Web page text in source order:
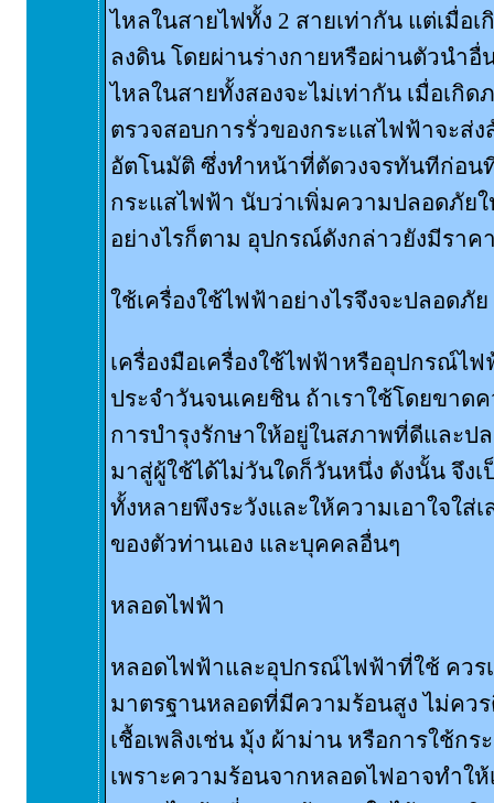
ไหลในสายไฟทั้ง 2 สายเท่ากัน แต่เมื่อ
ลงดิน โดยผ่านร่างกายหรือผ่านตัวนำ
ไหลในสายทั้งสองจะไม่เท่ากัน เมื่อเกิ
ตรวจสอบการรั่วของกระแสไฟฟ้าจะ
อัตโนมัติ ซึ่งทำหน้าที่ตัดวงจรทันทีก่อน
กระแสไฟฟ้า นับว่าเพิ่มความปลอดภัย
อย่างไรก็ตาม อุปกรณ์ดังกล่าวยังมีราค
ใช้เครื่องใช้ไฟฟ้าอย่างไรจึงจะปลอดภัย
เครื่องมือเครื่องใช้ไฟฟ้าหรืออุปกรณ์ไฟ
ประจำวันจนเคยชิน ถ้าเราใช้โดยขาด
การบำรุงรักษาให้อยู่ในสภาพที่ดีและป
มาสู่ผู้ใช้ได้ไม่วันใดก็วันหนึ่ง ดังนั้น จึง
ทั้งหลายพึงระวังและให้ความเอาใจใส่
ของตัวท่านเอง และบุคคลอื่นๆ
หลอดไฟฟ้า
หลอดไฟฟ้าและอุปกรณ์ไฟฟ้าที่ใช้ ควร
มาตรฐานหลอดที่มีความร้อนสูง ไม่คว
เชื้อเพลิงเช่น มุ้ง ผ้าม่าน หรือการใช้ก
เพราะความร้อนจากหลอดไฟอาจทำให้